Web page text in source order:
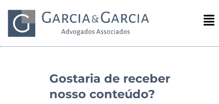
Gostaria de receber
nosso conteúdo?